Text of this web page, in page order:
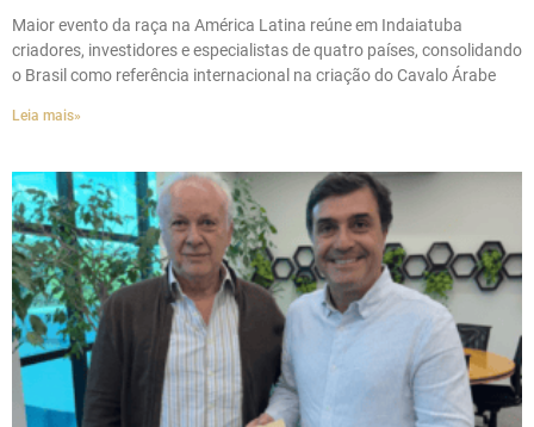
Maior evento da raça na América Latina reúne em Indaiatuba
criadores, investidores e especialistas de quatro países, consolidando
o Brasil como referência internacional na criação do Cavalo Árabe
Leia mais»